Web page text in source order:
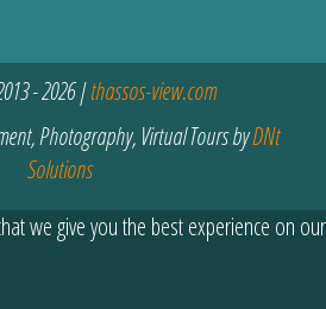
- 2026 |thassos-view.com
Photography, Virtual Tours byDNt
Solutions
we give you the best experience on our